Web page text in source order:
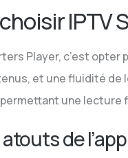
IPTV
Player, c’est
et une fluidité de
une lecture
de